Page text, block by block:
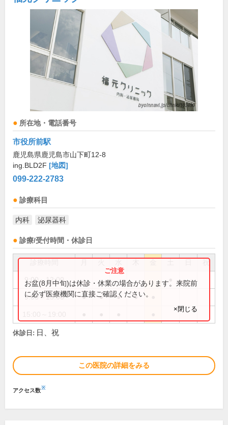
所在地・電話番号
市役所前駅
鹿児島県鹿児島市山下町12-8
ing.BLD2F [地図]
099-222-2783
診療科目
内科 泌尿器科
診療/受付時間・休診日
祝
9:00～12:00
9:00～13:00 ● ● ● ●
お盆(8月中旬)は休診・休業の場合があります。来院前
に必ず医療機関に直接ご確認ください。
×閉じる
休診日: 日、祝
この医院の詳細をみる
アクセス数※